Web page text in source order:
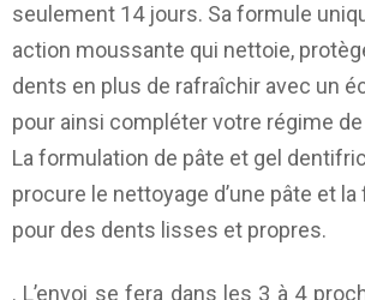
seulement 14 jours. Sa formule
action moussante qui nettoie,
dents en plus de rafraîchir avec un
pour ainsi compléter votre régime
La formulation de pâte et gel
procure le nettoyage d’une pâte et la
pour des dents lisses et propres.
. L’envoi se fera dans les 3 à 4